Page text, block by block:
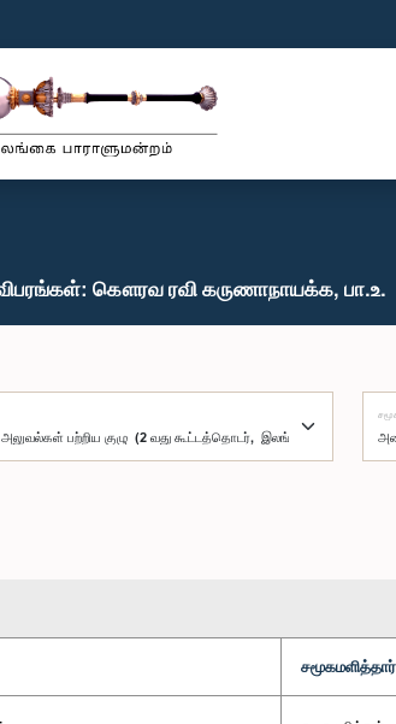
விபரங்கள்: கௌரவ ரவி கருணாநாயக்க, பா.உ.